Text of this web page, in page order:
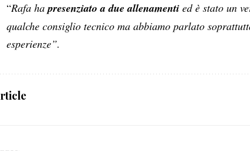
“Rafa hapresenziato a due allenamenti ed è stato un
qualche consiglio tecnico ma abbiamo parlato
esperienze”.